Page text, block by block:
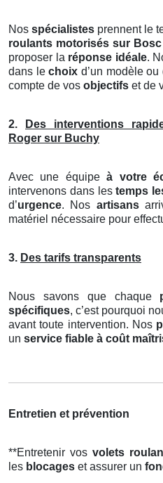
Nos spécialistes prennent le
roulants motorisés sur
proposer la réponse idéale.
dans lechoix d’un modèle ou
compte de vos objectifs et de
2.
Des interventions
Roger sur Buchy
Avec une équipeà votre
intervenons dans lestemps
d’urgence. Nos artisans
matériel nécessaire pour
3. Des tarifs transparents
Nous savons que chaque
spécifiques, c’est pourquoi
avant toute intervention. Nos
un service fiable à coût
Entretien et prévention
**Entretenir vosvolets
les blocages et assurer un